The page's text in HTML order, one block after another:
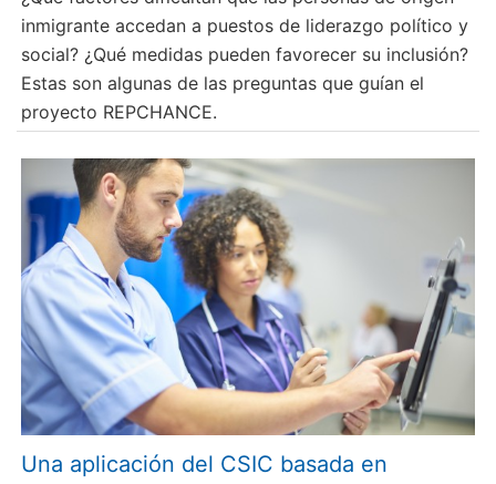
inmigrante accedan a puestos de liderazgo político y
social? ¿Qué medidas pueden favorecer su inclusión?
Estas son algunas de las preguntas que guían el
proyecto REPCHANCE.
Una aplicación del CSIC basada en